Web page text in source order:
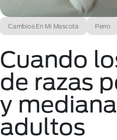
Cambios En Mi Mascota Perro
Cuando
de razas
y
adultos